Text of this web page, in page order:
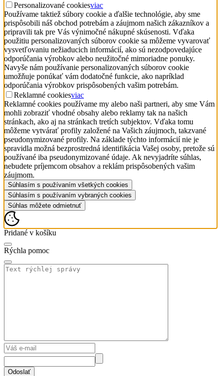
Personalizované cookiesviac
Používame taktiež súbory cookie a ďalšie technológie, aby sme
prispôsobili náš obchod potrebám a záujmom našich zákazníkov a
pripravili tak pre Vás výnimočné nákupné skúsenosti. Vďaka
použitiu personalizovaných súborov cookie sa môžeme vyvarovať
vysvetľovaniu nežiaducich informácií, ako sú nezodpovedajúce
odporúčania výrobkov alebo neužitočné mimoriadne ponuky.
Navyše nám používanie personalizovaných súborov cookie
umožňuje ponúkať vám dodatočné funkcie, ako napríklad
odporúčania výrobkov prispôsobených vašim potrebám.
Reklamné cookiesviac
Reklamné cookies používame my alebo naši partneri, aby sme Vám
mohli zobraziť vhodné obsahy alebo reklamy tak na našich
stránkach, ako aj na stránkach tretích subjektov. Vďaka tomu
môžeme vytvárať profily založené na Vašich záujmoch, takzvané
pseudonymizované profily. Na základe týchto informácií nie je
spravidla možná bezprostredná identifikácia Vašej osoby, pretože sú
používané iba pseudonymizované údaje. Ak nevyjadríte súhlas,
nebudete príjemcom obsahov a reklám prispôsobených vašim
záujmom.
Súhlasím s používaním všetkých cookies
Súhlasím s používaním vybraných cookies
Súhlas môžete odmietnuť
Pridané v košíku
Rýchla pomoc
Odoslať